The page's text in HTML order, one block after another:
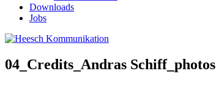
Downloads
Jobs
04_Credits_Andras Schiff_photos